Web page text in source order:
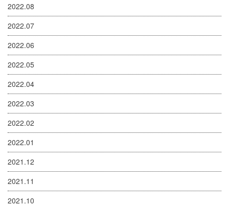
2022.08
2022.07
2022.06
2022.05
2022.04
2022.03
2022.02
2022.01
2021.12
2021.11
2021.10